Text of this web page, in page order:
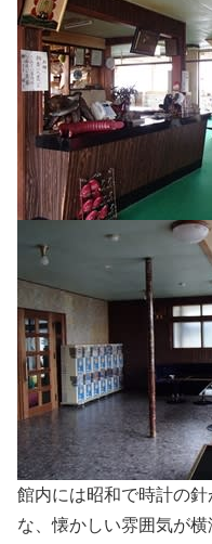
館内には昭和で時計の
な、懐かしい雰囲気が